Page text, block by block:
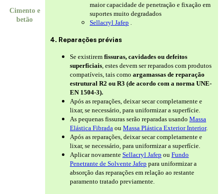
Cimento e
betão
maior capacidade de penetração e fixação em
suportes muito degradados
Sellacryl Jafep
4. Reparações prévias
Se existirem fissuras, cavidades ou defeitos
superficiais , estes devem ser reparados com produtos
compatíveis, tais como argamassas de reparação
estrutural R2 ou R3 (de acordo com a norma UNE-
EN 1504-3).
Após as reparações, deixar secar completamente e
lixar, se necessário, para uniformizar a superfície.
As pequenas fissuras serão reparadas usando Massa
Elástica Fibrada ou Massa Plástica Exterior Interior.
Após as reparações, deixar secar completamente e
lixar, se necessário, para uniformizar a superfície.
Aplicar novamente Sellacryl Jafep ou Fundo
Penetrante de Solvente Jafep para uniformizar a
absorção das reparações em relação ao restante
paramento tratado previamente.